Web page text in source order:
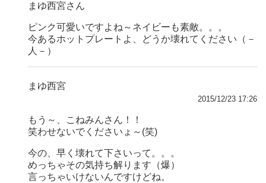
まゆ西宮さん
ピンク可愛いですよね～ネイビーも素敵。。。
今あるホットプレートよ、どうか壊れてください（－
人－）
まゆ西宮
2015/12/23 17:26
もう～、こねみんさん！！
笑わせないでくださいょ～(笑)
今の、早く壊れて下さいって。。。
めっちゃその気持ち解ります（爆）
言っちゃいけないんですけどね。